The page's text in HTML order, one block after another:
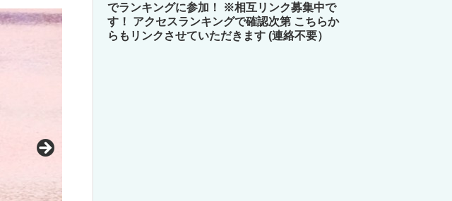
でランキングに参加！ ※相互リンク募集中で
す！ アクセスランキングで確認次第 こちらか
らもリンクさせていただきます (連絡不要）